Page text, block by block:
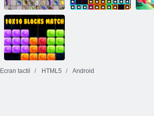
Fluture Kyodai
HD
Ecran tactil HTML5 Android